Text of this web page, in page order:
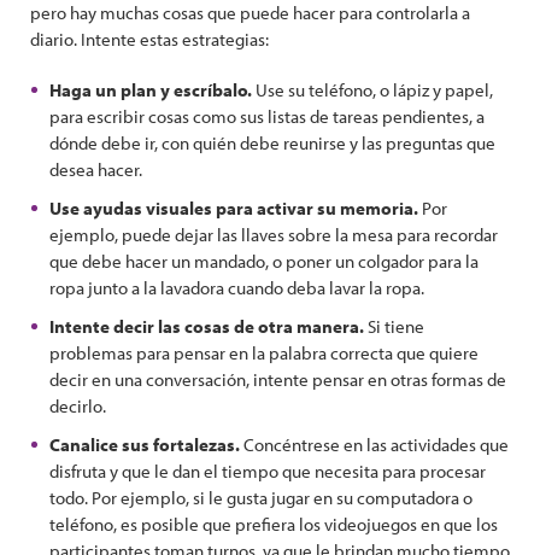
pero hay muchas cosas que puede hacer para controlarla a
diario. Intente estas estrategias:
Haga un plan y escríbalo. Use su teléfono, o lápiz y papel,
para escribir cosas como sus listas de tareas pendientes, a
dónde debe ir, con quién debe reunirse y las preguntas que
desea hacer.
Use ayudas visuales para activar su memoria. Por
ejemplo, puede dejar las llaves sobre la mesa para recordar
que debe hacer un mandado, o poner un colgador para la
ropa junto a la lavadora cuando deba lavar la ropa.
Intente decir las cosas de otra manera.Si tiene
problemas para pensar en la palabra correcta que quiere
decir en una conversación, intente pensar en otras formas de
decirlo.
Canalice sus fortalezas.Concéntrese en las actividades que
disfruta y que le dan el tiempo que necesita para procesar
todo. Por ejemplo, si le gusta jugar en su computadora o
teléfono, es posible que prefiera los videojuegos en que los